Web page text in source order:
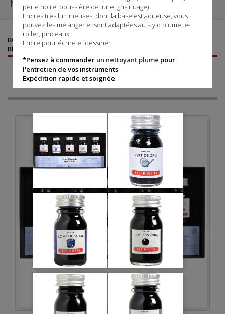
MENU
BOUTIQUE AGRÉÉE SHEAFFER - VENTE DE STYLOS SHEAFFER
RECHARGES, ÉTUIS ET PARURES
CATÉGORIES
perle noire, poussière de lune, gris nuage)
Encres très lumineuses, dont la base est aqueuse, vous
pouvez les mélanger et sont adaptées au stylo plume, e-
roller, pinceaux
Encre pour écrire et dessiner
*Pensez à commander un nettoyant plume pour
l'entretien de vos instruments
Expédition rapide et soignée